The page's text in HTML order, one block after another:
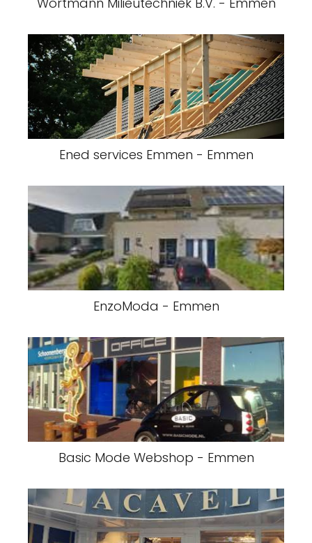
Ened services Emmen - Emmen
EnzoModa - Emmen
Basic Mode Webshop - Emmen